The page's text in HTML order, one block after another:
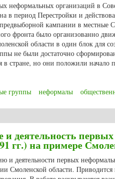
неформальных организаций в
в период Перестройки и
кампании в
фронта было организованно
области в один блок для
не были достаточно
в стране, но они положили
группы неформалы
деятельность
гг.) на примере
и деятельности первых
Смоленской области.